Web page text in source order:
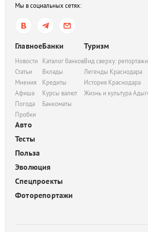
Мы в социальных сетях:
Главное
Новости
Статьи
Мнения
Афиша
Погода
Пробки
Банки
Каталог банков
Вклады
Кредиты
Курсы валют
Банкоматы
Туризм
Вид сверху:
Легенды Краснодара
История Краснодара
Жизнь и культура
Авто
Тесты
Польза
Эволюция
Спецпроекты
Фоторепортажи